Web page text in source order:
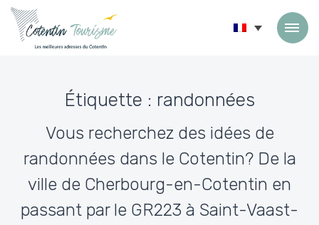
Étiquette : randonnées
Vous recherchez des idées de
randonnées dans le Cotentin? De la
ville de Cherbourg-en-Cotentin en
passant par le GR223 à Saint-Vaast-